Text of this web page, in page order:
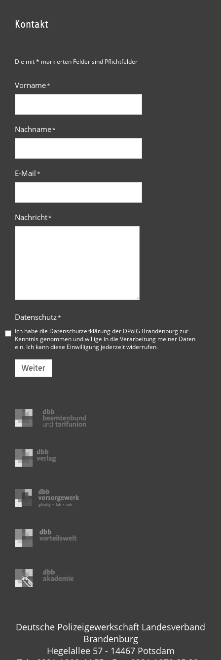
Kontakt
Die mit * markierten Felder sind Pflichtfelder
Vorname*
Nachname*
E-Mail*
Nachricht*
Datenschutz*
Ich habe die Datenschutzerklärung der DPolG Brandenburgzur
Kenntnis genommen und willige in die Verarbeitung meiner Daten
ein. Ich kann diese Einwilligung jederzeit widerrufen.
Weiter
Deutsche Polizeigewerkschaft Landesverband
Brandenburg
Hegelallee 57 - 14467 Potsdam